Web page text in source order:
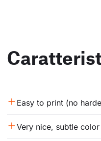
Easy to print (no
Very nice, subtle color